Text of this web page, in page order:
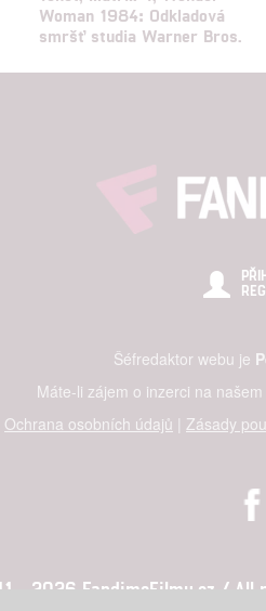
Woman 1984: Odkladová
smršť studia Warner Bros.
Šéfredaktor webu je
Máte-li zájem o inzerci na
Ochrana osobních údajů | Zásady
- 2026 FandimeFilmu.cz / All